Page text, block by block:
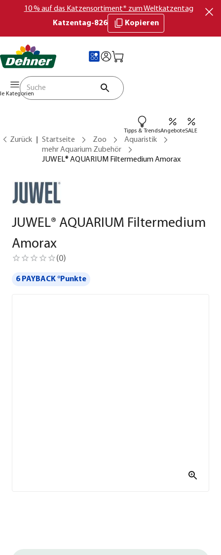
10 % auf das Katzensortiment* zum Weltkatzentag
Katzentag-826
Kopieren
Kategorien
Tipps & TrendsAngeboteSALE
Zurück Startseite Zoo
Aquaristik
mehr Aquarium Zubehör
JUWEL® AQUARIUM Filtermedium Amorax
JUWEL® AQUARIUM Filtermedium
Amorax
(0)
6 PAYBACK °Punkte